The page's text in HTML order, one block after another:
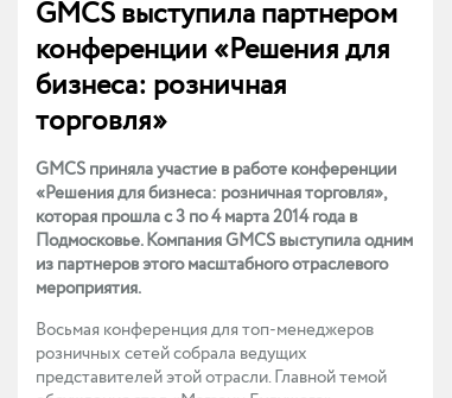
GMCS выступила партнером
конференции «Решения для
бизнеса: розничная
торговля»
GMCS приняла участие в работе конференции
«Решения для бизнеса: розничная торговля»,
которая прошла с 3 по 4 марта 2014 года в
Подмосковье. Компания GMCS выступила одним
из партнеров этого масштабного отраслевого
мероприятия.
Восьмая конференция для топ-менеджеров
розничных сетей собрала ведущих
представителей этой отрасли. Главной темой